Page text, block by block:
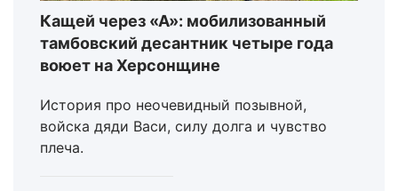
Кащей через «А»: мобилизованный
тамбовский десантник четыре года
воюет на Херсонщине
История про неочевидный позывной,
войска дяди Васи, силу долга и чувство
плеча.